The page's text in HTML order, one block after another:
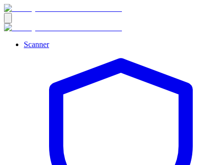
Scanner